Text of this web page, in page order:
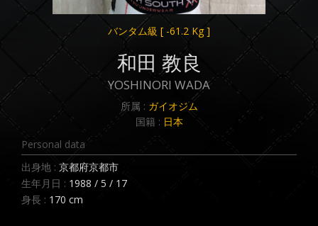
バンタム級 [ -61.2 Kg ]
和田 教良
YOSHINORI WADA
所属 : ガイオジム
国籍 : 日本
Personal data
出身地 : 京都府京都市
生年月日 : 1988 / 5 / 17
身長 : 170 cm